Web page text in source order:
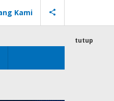
Kami
tutup